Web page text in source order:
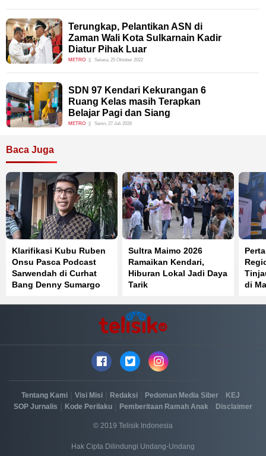
Terungkap, Pelantikan ASN di
Zaman Wali Kota Sulkarnain Kadir
Diatur Pihak Luar
METRO Selasa, 25 Oktober 2022
SDN 97 Kendari Kekurangan 6
Ruang Kelas masih Terapkan
Belajar Pagi dan Siang
METRO Senin, 27 Juli 2026
Baca Juga
Klarifikasi Kubu Ruben
Onsu Pasca Podcast
Sarwendah di Curhat
Bang Denny Sumargo
Sultra Maimo 2026
Ramaikan Kendari,
Hiburan Lokal Jadi Daya
Tarik
di
Tentang Kami Visi Misi Redaksi Pedoman Media Siber KEJ
SOP Jurnalis Kode Perilaku Pemberitaan Ramah Anak Disclaimer
© 2019 Telisik Indonesia
Hak Cipta Dilindungi Undang-Undang